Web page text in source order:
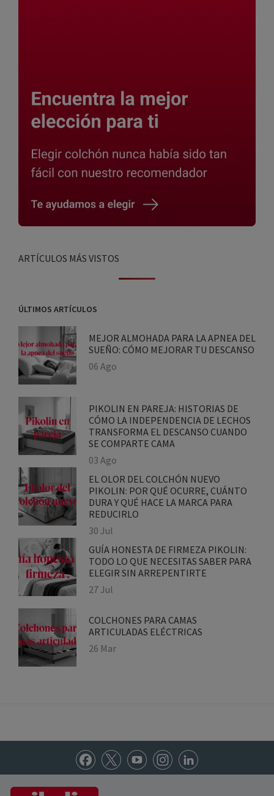
MEJOR ALMOHADA PARA LA APNEA
DEL SUEÑO: CÓMO MEJORAR TU
DESCANSO
PIKOLIN EN PAREJA: HISTORIAS DE
CÓMO LA INDEPENDENCIA DE
LECHOS TRANSFORMA EL DESCANSO
CUANDO SE COMPARTE CAMA
03 Ago
EL OLOR DEL COLCHÓN NUEVO
PIKOLIN: POR QUÉ OCURRE,
CUÁNTO DURA Y QUÉ HACE LA MARCA
PARA REDUCIRLO
30 Jul
GUÍA HONESTA DE FIRMEZA PIKOLIN:
TODO LO QUE NECESITAS SABER
PARA ELEGIR SIN ARREPENTIRTE
COLCHONES PARA CAMAS
ARTICULADAS ELÉCTRICAS